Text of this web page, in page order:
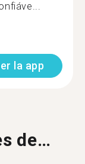
la app
de…